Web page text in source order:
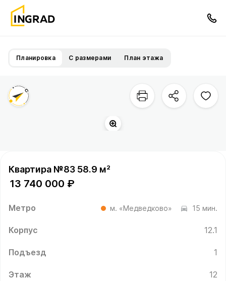
Планировка С размерами План этажа
Квартира №83 58.9 м²
13 740 000 ₽
Метро м. «Медведково» 15 мин.
Корпус 12.1
Подъезд 1
Этаж 12